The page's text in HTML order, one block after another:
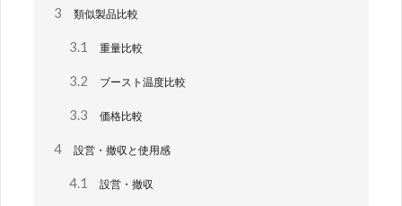
3 類似製品比較
3.1 重量比較
3.2 ブースト温度比較
3.3 価格比較
4 設営・撤収と使用感
4.1 設営・撤収